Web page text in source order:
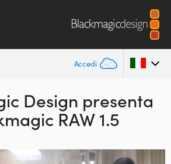
Accedi
Design presenta
RAW 1.5